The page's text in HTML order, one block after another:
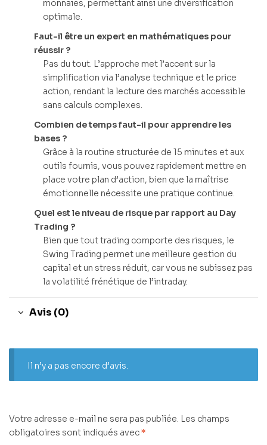
monnaies, permettant ainsi une diversification
optimale.
Faut-il être un expert en mathématiques pour
réussir ?
Pas du tout. L’approche met l’accent sur la
simplification via l’analyse technique et le price
action, rendant la lecture des marchés accessible
sans calculs complexes.
Combien de temps faut-il pour apprendre les
bases ?
Grâce à la routine structurée de 15 minutes et aux
outils fournis, vous pouvez rapidement mettre en
place votre plan d’action, bien que la maîtrise
émotionnelle nécessite une pratique continue.
Quel est le niveau de risque par rapport au Day
Trading ?
Bien que tout trading comporte des risques, le
Swing Trading permet une meilleure gestion du
capital et un stress réduit, car vous ne subissez pas
la volatilité frénétique de l’intraday.
Avis (0)
Il n’y a pas encore d’avis.
Votre adresse e-mail ne sera pas publiée. Les champs
obligatoires sont indiqués avec*